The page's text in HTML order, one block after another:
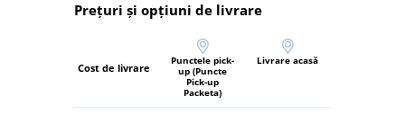
Prețuri și opțiuni de livrare
Cost de livrare
Punctele pick-
up (Puncte
Pick-up
Packeta)
Livrare acasă